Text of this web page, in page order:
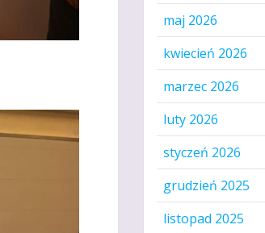
maj 2026
kwiecień 2026
marzec 2026
luty 2026
styczeń 2026
grudzień 2025
listopad 2025